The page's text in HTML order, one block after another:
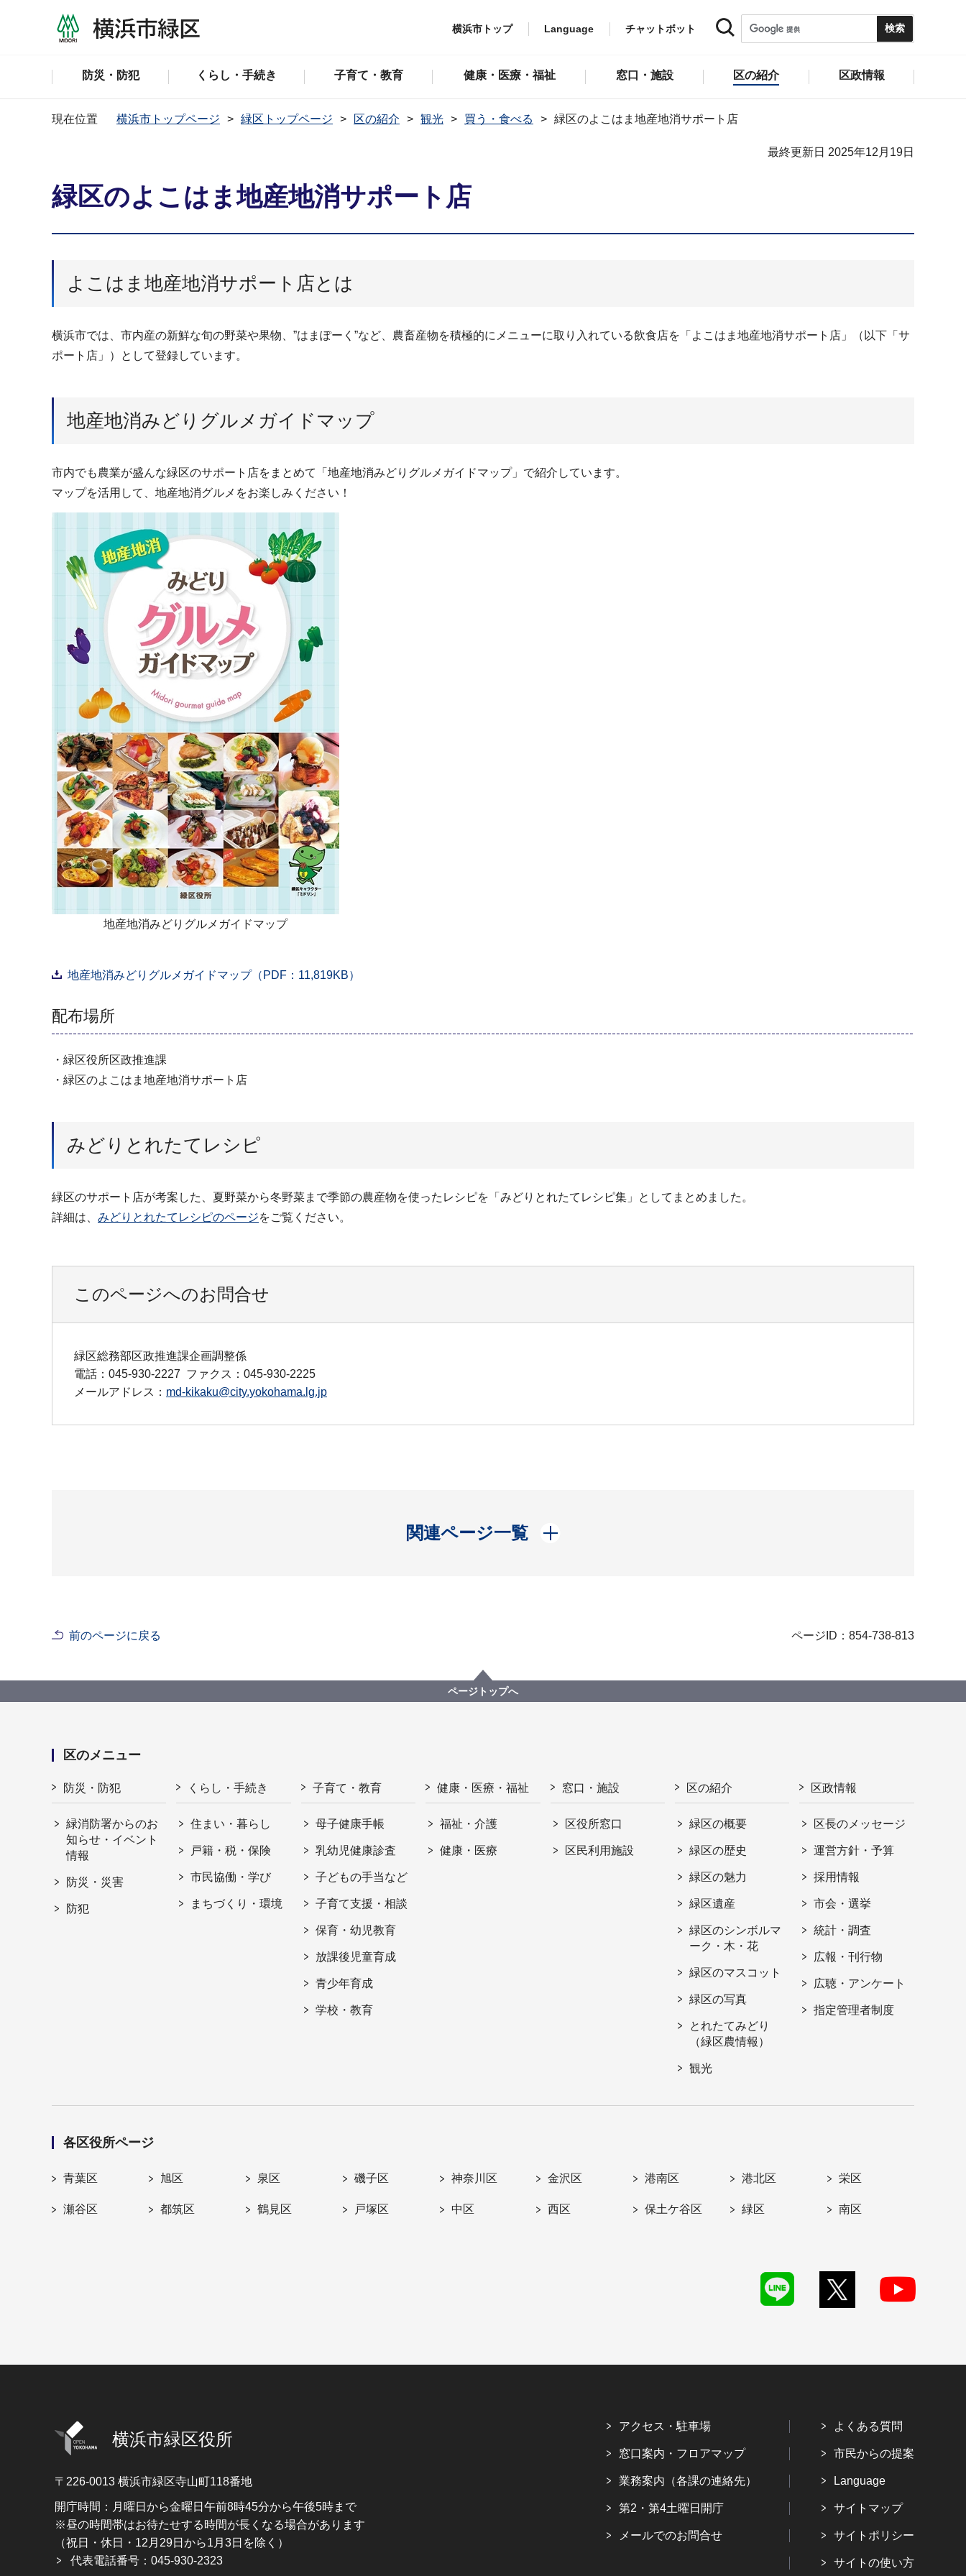
横浜市トップ Language チャットボット
防災・防犯 くらし・手続き 子育て・教育 健康・医療・福祉 窓口・施設 区の紹介 区政情報
現在位置 横浜市トップページ 緑区トップページ 区の紹介 観光 買う・食べる 緑区のよこはま地産地消サポート店
最終更新日 2025年12月19日
緑区のよこはま地産地消サポート店
よこはま地産地消サポート店とは
横浜市では、市内産の新鮮な旬の野菜や果物、”はまぽーく”など、農畜産物を積極的にメニューに取り入れている飲食店を「よこはま地産地消サポート店」（以下「サ
ポート店」）として登録しています。
地産地消みどりグルメガイドマップ
市内でも農業が盛んな緑区のサポート店をまとめて「地産地消みどりグルメガイドマップ」で紹介しています。
マップを活用して、地産地消グルメをお楽しみください！
地産地消みどりグルメガイドマップ
地産地消みどりグルメガイドマップ（PDF：11,819KB）
配布場所
・緑区役所区政推進課
・緑区のよこはま地産地消サポート店
みどりとれたてレシピ
緑区のサポート店が考案した、夏野菜から冬野菜まで季節の農産物を使ったレシピを「みどりとれたてレシピ集」としてまとめました。
詳細は、 みどりとれたてレシピのページをご覧ください。
このページへのお問合せ
緑区総務部区政推進課企画調整係
電話：045-930-2227 ファクス：045-930-2225
メールアドレス： md-kikaku@city.yokohama.lg.jp
関連ページ一覧
開く
前のページに戻る ページID：854-738-813
ページトップへ
区のメニュー
防災・防犯
緑消防署からのお
知らせ・イベント
情報
防災・災害
防犯
くらし・手続き
住まい・暮らし
戸籍・税・保険
市民協働・学び
まちづくり・環境
子育て・教育
母子健康手帳
乳幼児健康診査
子どもの手当など
子育て支援・相談
保育・幼児教育
放課後児童育成
青少年育成
学校・教育
健康・医療・福祉
福祉・介護
健康・医療
窓口・施設
区役所窓口
区民利用施設
区の紹介
緑区の概要
緑区の歴史
緑区の魅力
緑区遺産
緑区のシンボルマ
ーク・木・花
緑区のマスコット
緑区の写真
とれたてみどり
（緑区農情報）
観光
区政情報
区長のメッセージ
運営方針・予算
採用情報
市会・選挙
統計・調査
広報・刊行物
広聴・アンケート
指定管理者制度
各区役所ページ
青葉区 旭区 泉区 磯子区 神奈川区 金沢区 港南区 港北区 栄区
瀬谷区 都筑区 鶴見区 戸塚区 中区 西区 保土ケ谷区 緑区 南区
横浜市緑区役所
〒226-0013 横浜市緑区寺山町118番地
開庁時間：月曜日から金曜日午前8時45分から午後5時まで
※昼の時間帯はお待たせする時間が長くなる場合があります
（祝日・休日・12月29日から1月3日を除く）
代表電話番号：045-930-2323
アクセス・駐車場
窓口案内・フロアマップ
業務案内（各課の連絡先）
第2・第4土曜日開庁
メールでのお問合せ
よくある質問
市民からの提案
Language
サイトマップ
サイトポリシー
サイトの使い方